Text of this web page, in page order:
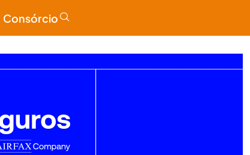
Consórcio